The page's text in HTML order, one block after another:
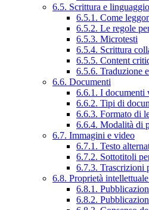
6.5. Scrittura e linguaggio
6.5.1. Come
6.5.2. Le regole
6.5.3. Microtesti
6.5.4. Scrittura
6.5.5. Content
6.5.6. Traduzione
6.6. Documenti
6.6.1. I documenti
6.6.2. Tipi di
6.6.3. Formato di
6.6.4. Modalità di
6.7. Immagini e video
6.7.1. Testo
6.7.2. Sottotitoli
6.7.3. Trascrizioni
6.8. Proprietà
6.8.1.
6.8.2.